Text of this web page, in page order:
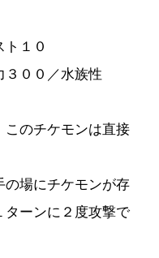
１０
３００／水族性
のチケモンは直接
場にチケモンが存
ターンに２度攻撃で